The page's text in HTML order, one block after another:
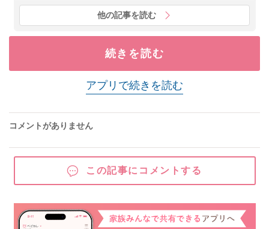
他の記事を読む
続きを読む
アプリで続きを読む
コメントがありません
この記事にコメントする